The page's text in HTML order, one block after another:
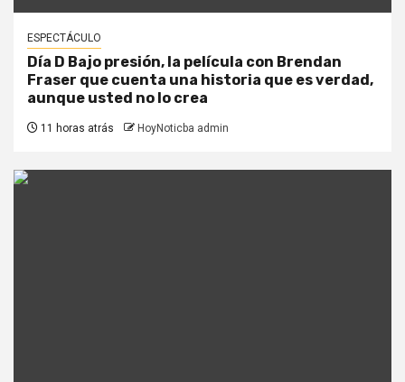
ESPECTÁCULO
Día D Bajo presión, la película con Brendan
Fraser que cuenta una historia que es verdad,
aunque usted no lo crea
11 horas atrás HoyNoticba admin